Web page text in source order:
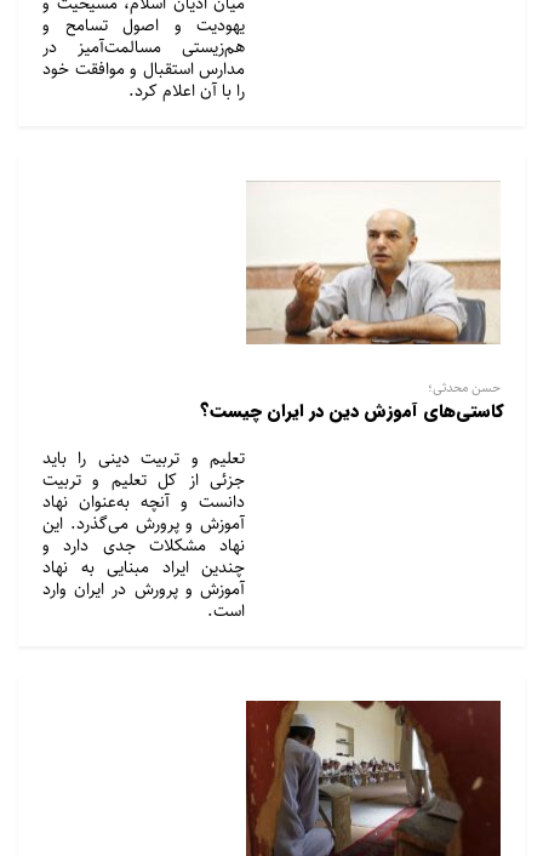
یهودیت و اصول تسامح و
هم‌زیستی مسالمت‌آمیز در
مدارس استقبال و موافقت خود
را با آن اعلام کرد.
حسن محدثی؛
کاستی‌های آموزش دین در ایران چیست؟
تعلیم و تربیت دینی را باید
جزئی از کل تعلیم و تربیت
دانست و آنچه به‌عنوان نهاد
آموزش و پرورش می‌گذرد. این
نهاد مشکلات جدی دارد و
چندین ایراد مبنایی به نهاد
آموزش و پرورش در ایران وارد
است.